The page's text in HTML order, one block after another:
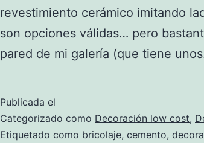
revestimiento cerámico imitando
son opciones válidas… pero
pared de mi galería (que tiene
Publicada el
Categorizado como Decoración low cost,
Etiquetado como bricolaje, cemento,